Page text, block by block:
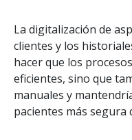
La digitalización de
clientes y los
hacer que los
eficientes, sino que
manuales y
pacientes más segura